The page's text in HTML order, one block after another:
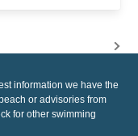
information we have the
or advisories from
for other swimming